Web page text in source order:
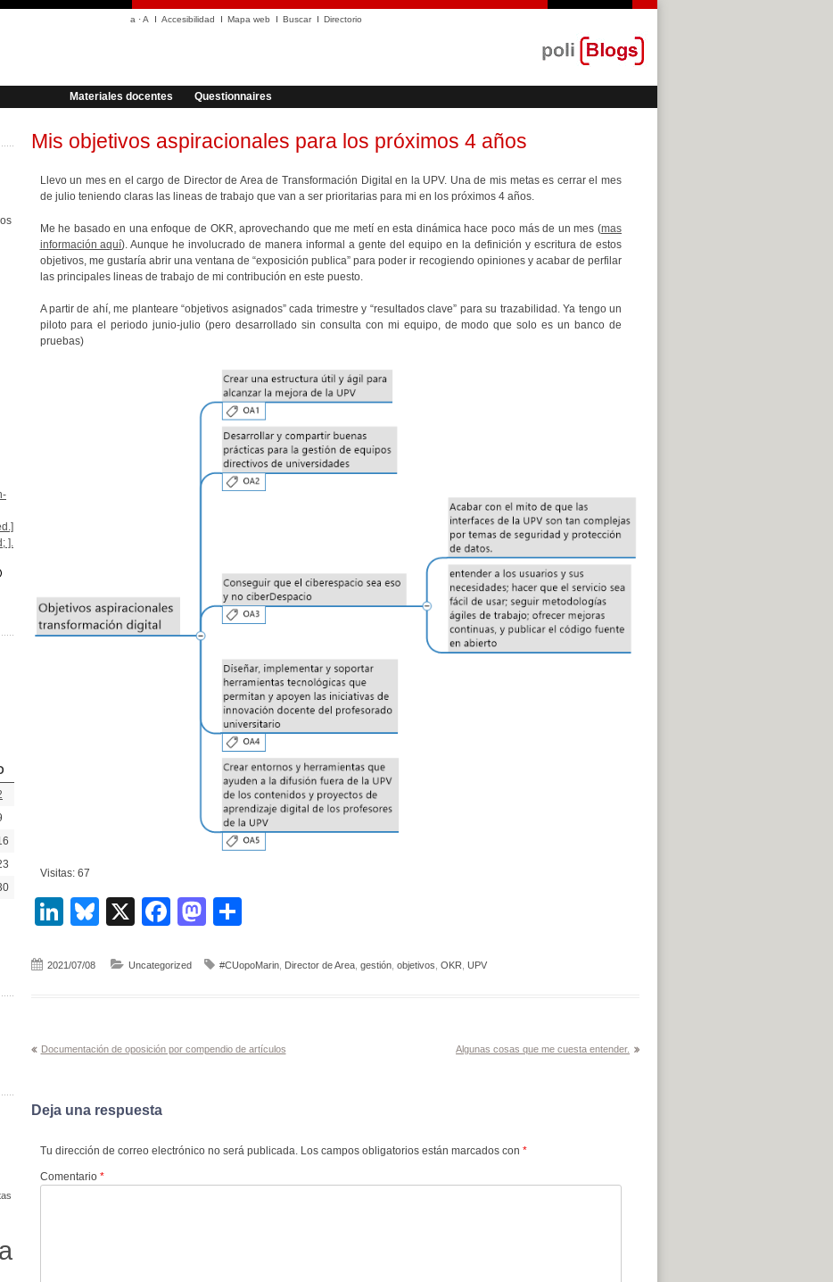
a ·A Accesibilidad Mapa web Buscar Directorio
Materiales docentes Questionnaires
Mis objetivos aspiracionales para los próximos 4 años
Llevo un mes en el cargo de Director de Area de Transformación Digital en la UPV. Una de mis metas es cerrar el mes
de julio teniendo claras las lineas de trabajo que van a ser prioritarias para mi en los próximos 4 años.
Me he basado en una enfoque de OKR, aprovechando que me metí en esta dinámica hace poco más de un mes (mas
información aquí). Aunque he involucrado de manera informal a gente del equipo en la definición y escritura de estos
objetivos, me gustaría abrir una ventana de “exposición publica” para poder ir recogiendo opiniones y acabar de perfilar
las principales lineas de trabajo de mi contribución en este puesto.
A partir de ahí, me planteare “objetivos asignados” cada trimestre y “resultados clave” para su trazabilidad. Ya tengo un
piloto para el periodo junio-julio (pero desarrollado sin consulta con mi equipo, de modo que solo es un banco de
pruebas)
Visitas: 67
LinkedIn
Bluesky
X Facebook
Mastodon
2021/07/08 Uncategorized #CUopoMarin, Director de Area, gestión, objetivos OKR UPV
Navegación
Documentación de oposición por compendio de artículos Algunas cosas que me cuesta entender.
Deja una respuesta
Tu dirección de correo electrónico no será publicada. Los campos obligatorios están marcados con *
Comentario *
].